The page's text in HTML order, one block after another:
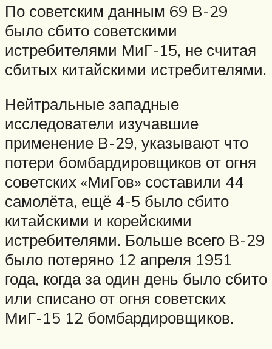
По советским данным 69 B-29
было сбито советскими
истребителями МиГ-15, не считая
сбитых китайскими истребителями.
Нейтральные западные
исследователи изучавшие
применение B-29, указывают что
потери бомбардировщиков от огня
советских «МиГов» составили 44
самолёта, ещё 4-5 было сбито
китайскими и корейскими
истребителями. Больше всего B-29
было потеряно 12 апреля 1951
года, когда за один день было сбито
или списано от огня советских
МиГ-15 12 бомбардировщиков.